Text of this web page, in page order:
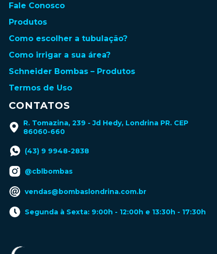
Fale Conosco
Produtos
Como escolher a tubulação?
Como irrigar a sua área?
Schneider Bombas – Produtos
Termos de Uso
CONTATOS
R. Tomazina, 239 - Jd Hedy, Londrina PR. CEP
86060-660
(43) 9 9948-2838
@cblbombas
vendas@bombaslondrina.com.br
Segunda à Sexta: 9:00h - 12:00h e 13:30h - 17:30h